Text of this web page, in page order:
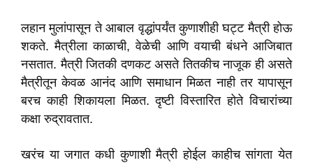
लहान मुलांपासून ते आबाल वृद्धांपर्यंत कुणाशीही घट्ट मैत्री होऊ
शकते. मैत्रीला काळाची, वेळेची आणि वयाची बंधने आजिबात
नसतात. मैत्री जितकी दणकट असते तितकीच नाजूक ही असते
मैत्रीतून केवळ आनंद आणि समाधान मिळत नाही तर यापासून
बरच काही शिकायला मिळत. दृष्टी विस्तारित होते विचारांच्या
कक्षा रुद्रावतात.
खरंच या जगात कधी कुणाशी मैत्री होईल काहीच सांगता येत